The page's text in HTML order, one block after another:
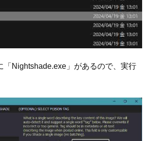
「Nightshade.exe」があるので、実行